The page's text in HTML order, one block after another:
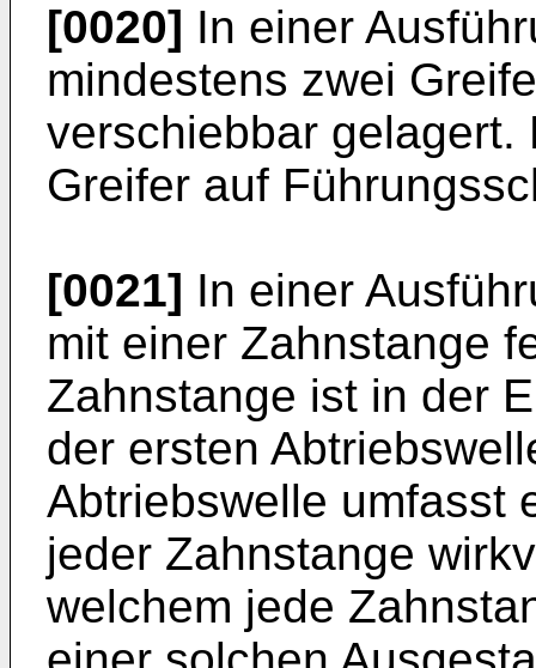
[0020] In einer
mindestens zwei
verschiebbar
Greifer auf
[0021] In einer
mit einer Zahnstange
Zahnstange ist in der
der ersten
Abtriebswelle umfasst
jeder Zahnstange
welchem jede